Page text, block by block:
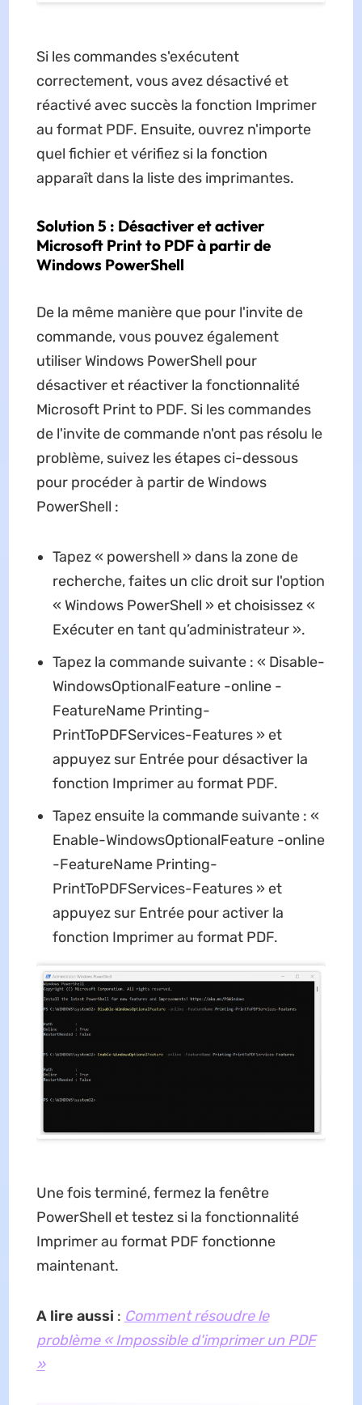
Si les commandes s'exécutent
correctement, vous avez désactivé et
réactivé avec succès la fonction Imprimer
au format PDF. Ensuite, ouvrez n'importe
quel fichier et vérifiez si la fonction
apparaît dans la liste des imprimantes.
Solution 5 : Désactiver et activer
Microsoft Print to PDF à partir de
Windows PowerShell
De la même manière que pour l'invite de
commande, vous pouvez également
utiliser Windows PowerShell pour
désactiver et réactiver la fonctionnalité
Microsoft Print to PDF. Si les commandes
de l'invite de commande n'ont pas résolu le
problème, suivez les étapes ci-dessous
pour procéder à partir de Windows
PowerShell :
Tapez « powershell » dans la zone de
recherche, faites un clic droit sur l'option
« Windows PowerShell » et choisissez «
Exécuter en tant qu’administrateur ».
Tapez la commande suivante : « Disable-
WindowsOptionalFeature -online -
FeatureName Printing-
PrintToPDFServices-Features » et
appuyez sur Entrée pour désactiver la
fonction Imprimer au format PDF.
Tapez ensuite la commande suivante : «
Enable-WindowsOptionalFeature -online
-FeatureName Printing-
PrintToPDFServices-Features » et
appuyez sur Entrée pour activer la
fonction Imprimer au format PDF.
Une fois terminé, fermez la fenêtre
PowerShell et testez si la fonctionnalité
Imprimer au format PDF fonctionne
maintenant.
A lire aussi : Comment résoudre le
problème « Impossible d'imprimer un PDF
»